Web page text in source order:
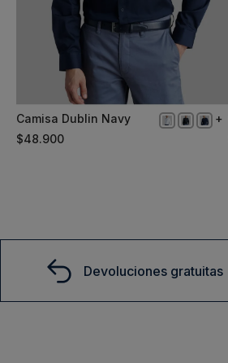
XL
Camisa Dublin Navy
$48.900
Devoluciones gratuitas